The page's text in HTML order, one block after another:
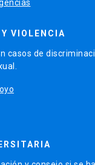
VIOLENCIA
casos de